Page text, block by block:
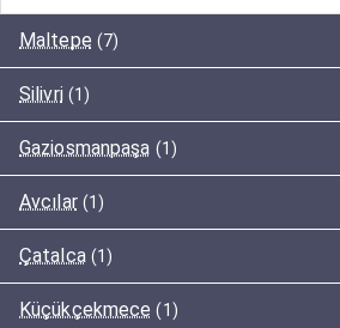
Maltepe (7)
Silivri (1)
Gaziosmanpaşa (1)
Avcılar (1)
Çatalca (1)
Küçükçekmece (1)